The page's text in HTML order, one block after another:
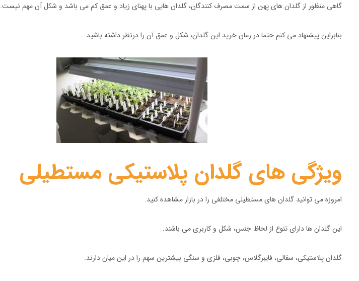
گاهی منظور از گلدان های پهن از سمت مصرف کنندگان، گلدان هایی با پهنای زیاد و عمق کم می باشد و شکل آن مهم نیست.
بنابراین پیشنهاد می کنم حتما در زمان خرید این گلدان، شکل و عمق آن را درنظر داشته باشید.
ویژگی های گلدان پلاستیکی مستطیلی
امروزه می توانید گلدان های مستطیلی مختلفی را در بازار مشاهده کنید.
این گلدان ها دارای تنوع از لحاظ جنس، شکل و کاربری می باشند.
گلدان پلاستیکی، سفالی، فایبرگلاس، چوبی، فلزی و سنگی بیشترین سهم را در این میان دارند.